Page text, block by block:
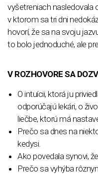
vyšetreniach nasledovala
v ktorom sa tri dni
hovorí, že sa na svoju
to bolo jednoduché, ale
V ROZHOVORE SA
O intuícii, ktorá ju
odporúčajú lekári, o
liečbe, ktorú má
Prečo sa dnes na
kedysi.
Ako povedala synovi,
Prečo sa vyhýba